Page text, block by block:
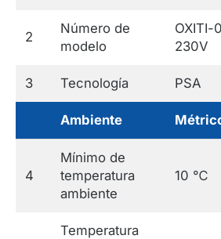
2
Número de
modelo
OXITI-
230V
3 Tecnología PSA
Ambiente
4
Mínimo de
temperatura
ambiente
10 ℃
Temperatura